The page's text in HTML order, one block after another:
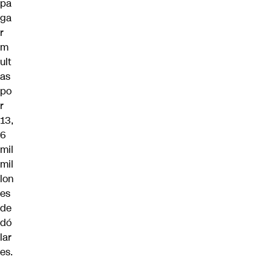
pa
ga
r
m
ult
as
po
r
13,
6
mil
mil
lon
es
de
dó
lar
es.